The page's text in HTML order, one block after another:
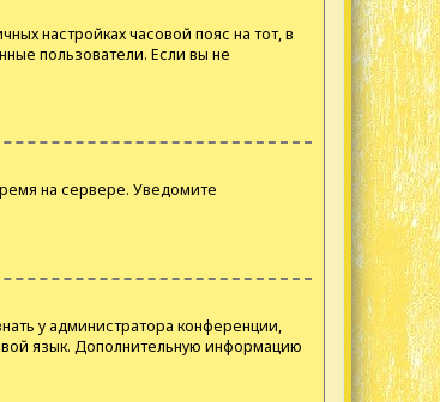
настройках часовой пояс на тот, в
пользователи. Если вы не
на сервере. Уведомите
у администратора конференции,
язык. Дополнительную информацию